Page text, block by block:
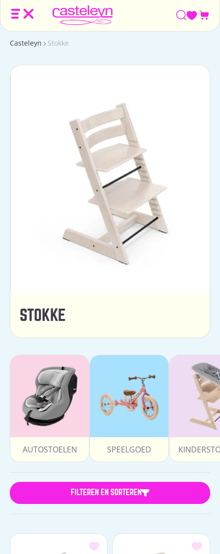
Casteleyn Stokke
STOKKE
AUTOSTOELEN SPEELGOED
FILTEREN EN SORTEREN